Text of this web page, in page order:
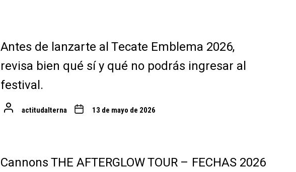
Antes de lanzarte al Tecate Emblema 2026,
revisa bien qué sí y qué no podrás ingresar al
festival.
actitudalterna 13 de mayo de 2026
Cannons THE AFTERGLOW TOUR – FECHAS 2026